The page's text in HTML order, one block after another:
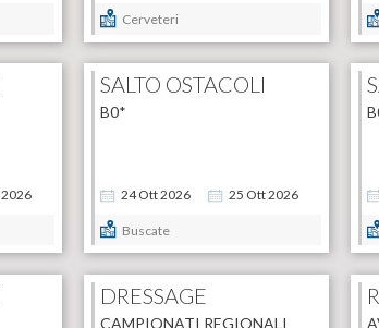
Cerveteri
2026
SALTO OSTACOLI
24Ott2026 25 Ott2026
B0*
Buscate
DRESSAGE
CAMPIONATI REGIONALI